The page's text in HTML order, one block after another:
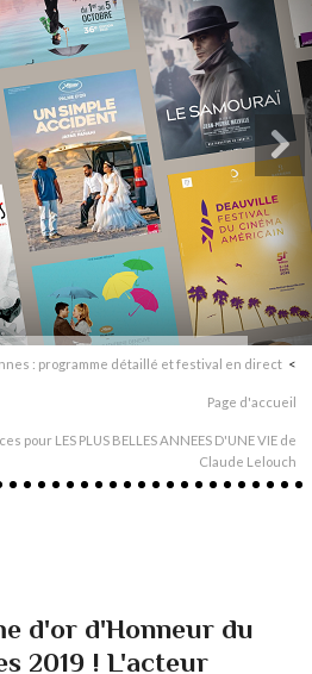
: programme détaillé et festival en direct
Page d'accueil
pour LES PLUS BELLES ANNEES D'UNE VIE de
Claude Lelouch
d'or d'Honneur du
2019 ! L'acteur